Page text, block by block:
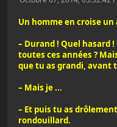
Un homme en croise
– Durand ! Quel hasard
toutes ces années ?
que tu as grandi, avant
– Mais je ...
– Et puis tu as
rondouillard.